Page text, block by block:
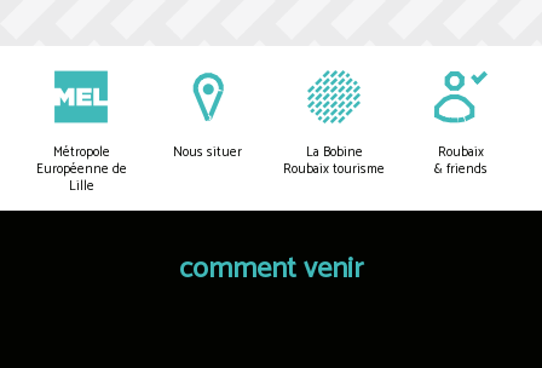
Métropole
Européenne de
Lille
Nous situer La Bobine
Roubaix tourisme
Roubaix
& friends
comment venir